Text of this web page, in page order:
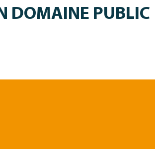
DOMAINE PUBLIC